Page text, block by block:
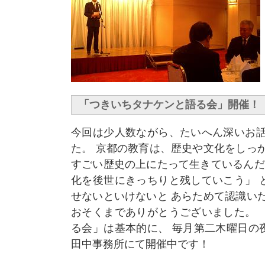
「つきいちタナケンと語る会」開催！
今回は少人数ながら、たいへん深いお
た。 京都の教育は、歴史や文化をしっ
すごい歴史の上にたって生きているん
化を後世にきっちりと残していこう」
せないといけないと あらためて認識い
おそくまでありがとうございました。
る会」は基本的に、 毎月第二木曜日の
田中事務所にて開催中です！